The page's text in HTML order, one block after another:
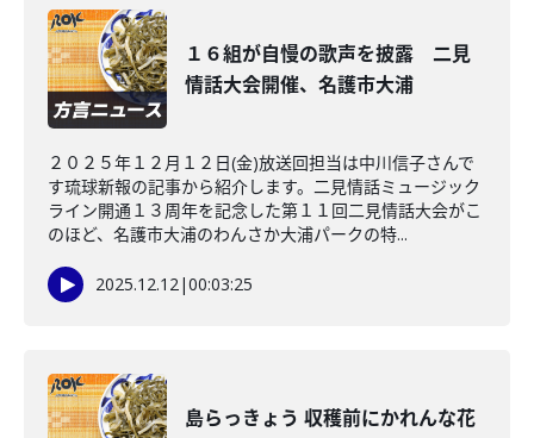
１６組が自慢の歌声を披露 二見
情話大会開催、名護市大浦
２０２５年１２月１２日(金)放送回担当は中川信子さんで
す琉球新報の記事から紹介します。二見情話ミュージック
ライン開通１３周年を記念した第１１回二見情話大会がこ
のほど、名護市大浦のわんさか大浦パークの特...
2025.12.12|00:03:25
島らっきょう 収穫前にかれんな花